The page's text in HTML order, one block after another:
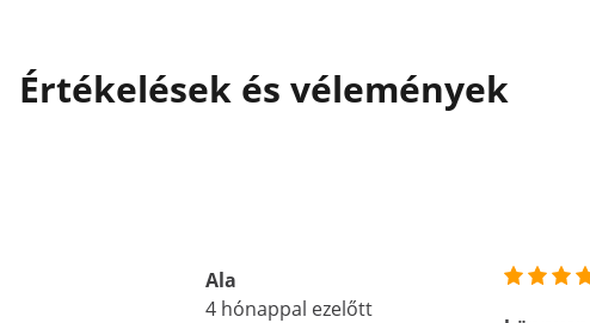
Értékelések és vélemények
Ala
4 hónappal ezelőtt